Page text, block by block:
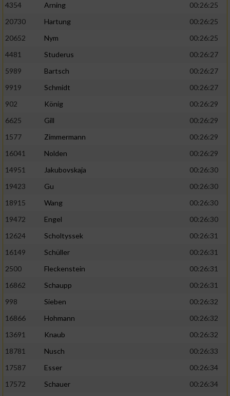
4354
Arning
00:26:25
20730
Hartung
00:26:25
20652
Nym
00:26:25
4481
Studerus
00:26:27
5989
Bartsch
00:26:27
9919
Schmidt
00:26:27
902
König
00:26:29
6625
Gill
00:26:29
1577
Zimmermann
00:26:29
16041
Nolden
00:26:29
14951
Jakubovskaja
00:26:30
19423
Gu
00:26:30
18915
Wang
00:26:30
19472
Engel
00:26:30
12624
Scholtyssek
00:26:31
16149
Schüller
00:26:31
2500
Fleckenstein
00:26:31
16862
Schaupp
00:26:31
998
Sieben
00:26:32
16866
Hohmann
00:26:32
13691
Knaub
00:26:32
18781
Nusch
00:26:33
17587
Esser
00:26:34
17572
Schauer 00:26:34